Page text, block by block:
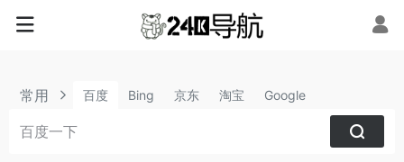
常用 百度 Bing 京东 淘宝 Google